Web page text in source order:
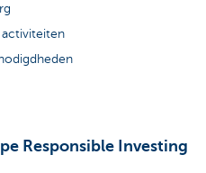
activiteiten
Responsible Investing